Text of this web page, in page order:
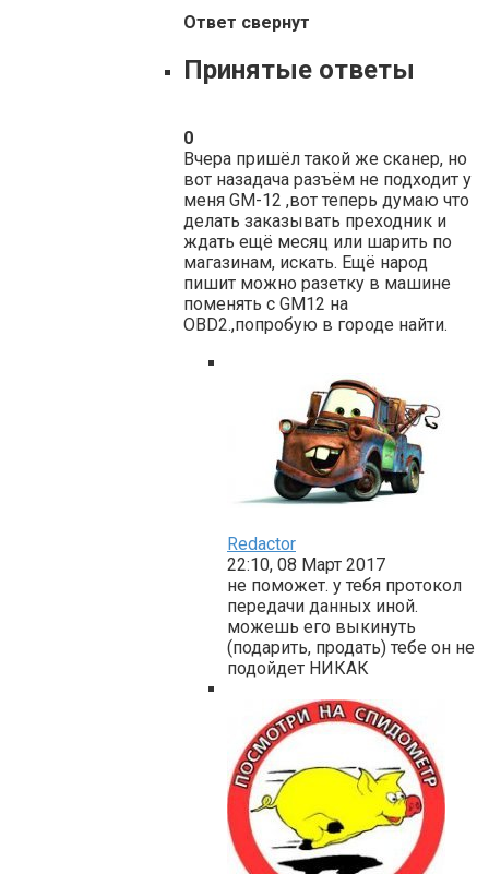
Ответ свернут
Принятые ответы
0
Вчера пришёл такой же сканер, но
вот назадача разъём не подходит у
меня GM-12 ,вот теперь думаю что
делать заказывать преходник и
ждать ещё месяц или шарить по
магазинам, искать. Ещё народ
пишит можно разетку в машине
поменять с GM12 на
OBD2.,попробую в городе найти.
Redactor
22:10, 08 Март 2017
не поможет. у тебя протокол
передачи данных иной.
можешь его выкинуть
(подарить, продать) тебе он не
подойдет НИКАК